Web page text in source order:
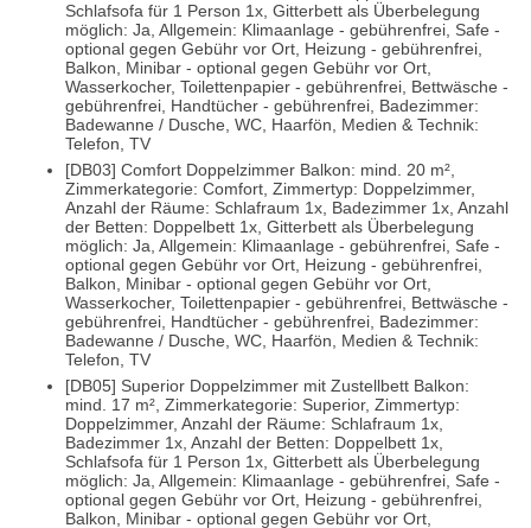
Schlafsofa für 1 Person 1x, Gitterbett als Überbelegung
möglich: Ja, Allgemein: Klimaanlage - gebührenfrei, Safe -
optional gegen Gebühr vor Ort, Heizung - gebührenfrei,
Balkon, Minibar - optional gegen Gebühr vor Ort,
Wasserkocher, Toilettenpapier - gebührenfrei, Bettwäsche -
gebührenfrei, Handtücher - gebührenfrei, Badezimmer:
Badewanne / Dusche, WC, Haarfön, Medien & Technik:
Telefon, TV
[DB03] Comfort Doppelzimmer Balkon: mind. 20 m²,
Zimmerkategorie: Comfort, Zimmertyp: Doppelzimmer,
Anzahl der Räume: Schlafraum 1x, Badezimmer 1x, Anzahl
der Betten: Doppelbett 1x, Gitterbett als Überbelegung
möglich: Ja, Allgemein: Klimaanlage - gebührenfrei, Safe -
optional gegen Gebühr vor Ort, Heizung - gebührenfrei,
Balkon, Minibar - optional gegen Gebühr vor Ort,
Wasserkocher, Toilettenpapier - gebührenfrei, Bettwäsche -
gebührenfrei, Handtücher - gebührenfrei, Badezimmer:
Badewanne / Dusche, WC, Haarfön, Medien & Technik:
Telefon, TV
[DB05] Superior Doppelzimmer mit Zustellbett Balkon:
mind. 17 m², Zimmerkategorie: Superior, Zimmertyp:
Doppelzimmer, Anzahl der Räume: Schlafraum 1x,
Badezimmer 1x, Anzahl der Betten: Doppelbett 1x,
Schlafsofa für 1 Person 1x, Gitterbett als Überbelegung
möglich: Ja, Allgemein: Klimaanlage - gebührenfrei, Safe -
optional gegen Gebühr vor Ort, Heizung - gebührenfrei,
Balkon, Minibar - optional gegen Gebühr vor Ort,